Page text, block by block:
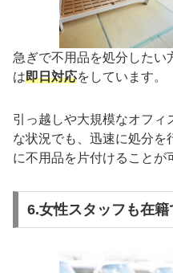
急ぎで不用品を処分したい
は即日対応をしています。
引っ越しや大規模なオフィ
な状況でも、迅速に処分を
に不用品を片付けることが
6.女性スタッフも在籍